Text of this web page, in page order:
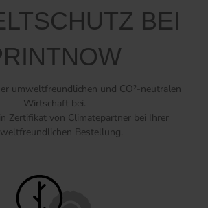
BEI
umweltfreundlichen und CO²-neutralen
Wirtschaft bei.
Zertifikat von Climatepartner bei Ihrer
Bestellung.